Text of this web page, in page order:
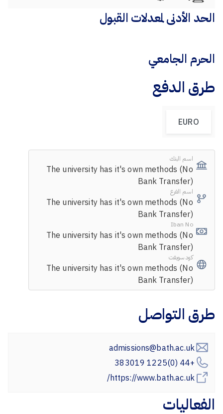
الحد الأدنى لمعدلات القبول
الحرم الجامعي
طرق الدفع
EURO
اسم البنك
The university has it's own methods (No
Bank Transfer)
اسم الفرع
The university has it's own methods (No
Bank Transfer)
Iban No
The university has it's own methods (No
Bank Transfer)
كود سويفت
The university has it's own methods (No
Bank Transfer)
طرق التواصل
admissions@bath.ac.uk
+44 (0)1225 383019
https://www.bath.ac.uk/
الفعاليات